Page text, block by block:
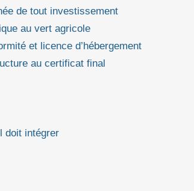
de tout investissement
au vert agricole
et licence d’hébergement
au certificat final
doit intégrer